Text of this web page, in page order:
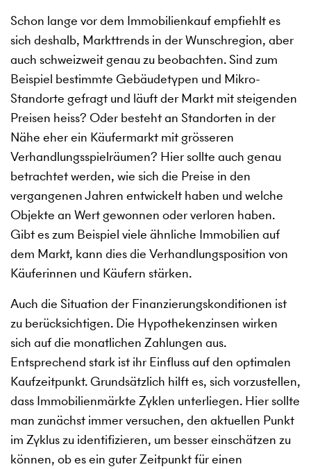
Schon lange vor dem Immobilienkauf empfiehlt es
sich deshalb, Markttrends in der Wunschregion, aber
auch schweizweit genau zu beobachten. Sind zum
Beispiel bestimmte Gebäudetypen und Mikro-
Standorte gefragt und läuft der Markt mit steigenden
Preisen heiss? Oder besteht an Standorten in der
Nähe eher ein Käufermarkt mit grösseren
Verhandlungsspielräumen? Hier sollte auch genau
betrachtet werden, wie sich die Preise in den
vergangenen Jahren entwickelt haben und welche
Objekte an Wert gewonnen oder verloren haben.
Gibt es zum Beispiel viele ähnliche Immobilien auf
dem Markt, kann dies die Verhandlungsposition von
Käuferinnen und Käufern stärken.
Auch die Situation der Finanzierungskonditionen ist
zu berücksichtigen. Die Hypothekenzinsen wirken
sich auf die monatlichen Zahlungen aus.
Entsprechend stark ist ihr Einfluss auf den optimalen
Kaufzeitpunkt. Grundsätzlich hilft es, sich vorzustellen,
dass Immobilienmärkte Zyklen unterliegen. Hier sollte
man zunächst immer versuchen, den aktuellen Punkt
im Zyklus zu identifizieren, um besser einschätzen zu
können, ob es ein guter Zeitpunkt für einen